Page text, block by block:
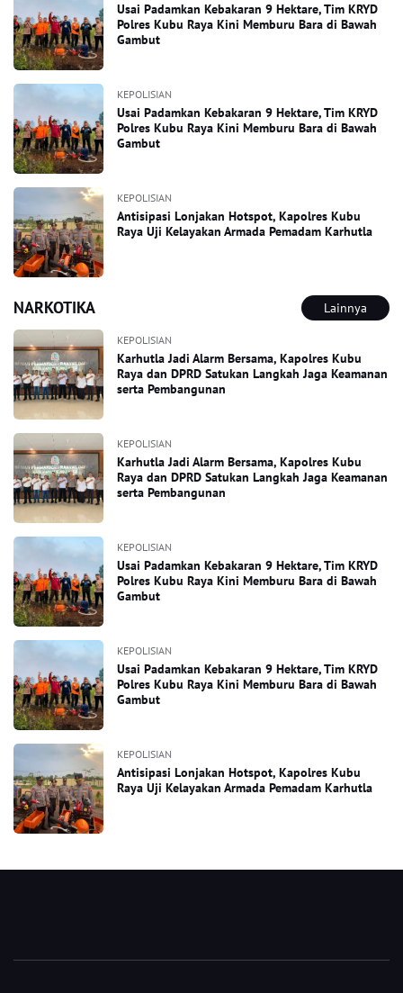
Usai Padamkan Kebakaran 9 Hektare, Tim KRYD
Polres Kubu Raya Kini Memburu Bara di Bawah
Gambut
KEPOLISIAN
Usai Padamkan Kebakaran 9 Hektare, Tim KRYD
Polres Kubu Raya Kini Memburu Bara di Bawah
Gambut
KEPOLISIAN
Antisipasi Lonjakan Hotspot, Kapolres Kubu
Raya Uji Kelayakan Armada Pemadam Karhutla
NARKOTIKA Lainnya
KEPOLISIAN
Karhutla Jadi Alarm Bersama, Kapolres Kubu
Raya dan DPRD Satukan Langkah Jaga Keamanan
serta Pembangunan
KEPOLISIAN
Karhutla Jadi Alarm Bersama, Kapolres Kubu
Raya dan DPRD Satukan Langkah Jaga Keamanan
serta Pembangunan
KEPOLISIAN
Usai Padamkan Kebakaran 9 Hektare, Tim KRYD
Polres Kubu Raya Kini Memburu Bara di Bawah
Gambut
KEPOLISIAN
Usai Padamkan Kebakaran 9 Hektare, Tim KRYD
Polres Kubu Raya Kini Memburu Bara di Bawah
Gambut
KEPOLISIAN
Antisipasi Lonjakan Hotspot, Kapolres Kubu
Raya Uji Kelayakan Armada Pemadam Karhutla